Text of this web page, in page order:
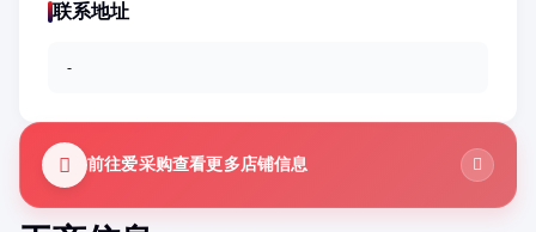
联系地址
-
前往爱采购查看更多店铺信息